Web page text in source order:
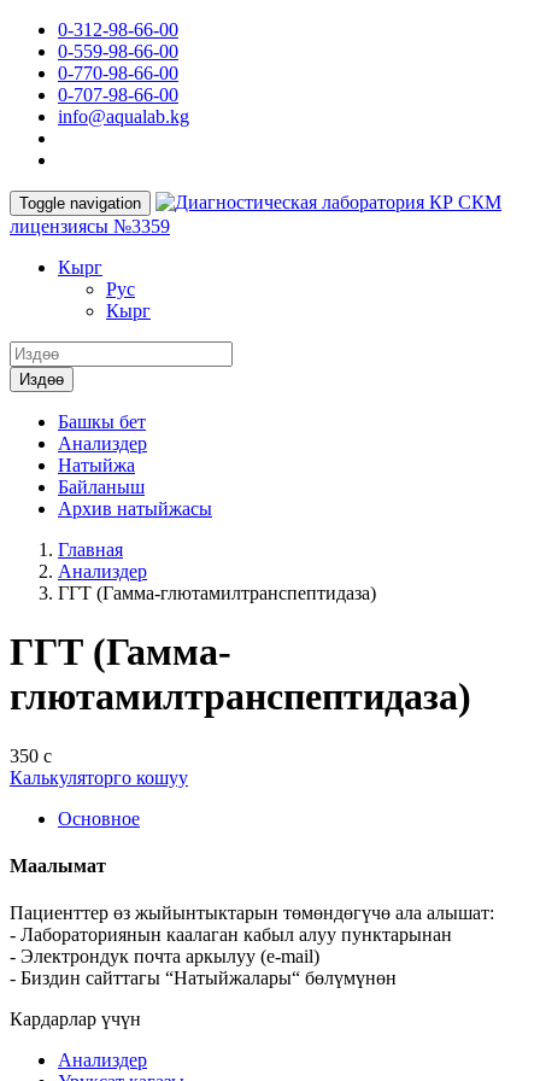
0-312-98-66-00
0-559-98-66-00
0-770-98-66-00
0-707-98-66-00
info@aqualab.kg
Toggle navigation
КР СКМ
лицензиясы №3359
Кырг
Руc
Кырг
Издөө
Башкы бет
Анализдер
Натыйжа
Байланыш
Архив натыйжасы
Главная
Анализдер
ГГТ (Гамма-глютамилтранспептидаза)
ГГТ (Гамма-
глютамилтранспептидаза)
350 с
Калькуляторго кошуу
Основное
Маалымат
Пациенттер өз жыйынтыктарын төмөндөгүчө ала алышат:
- Лабораториянын каалаган кабыл алуу пунктарынан
- Электрондук почта аркылуу (e-mail)
- Биздин сайттагы “Натыйжалары“ бөлүмүнөн
Кардарлар үчүн
Анализдер